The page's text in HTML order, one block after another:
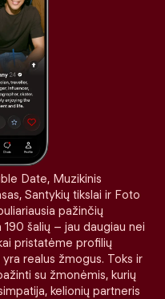
Date, Muzikinis
Santykių tikslai ir Foto
pažinčių
šalių – jau daugiau nei
pristatėme profilių
realus žmogus. Toks ir
su žmonėmis, kurių
kelionių partneris